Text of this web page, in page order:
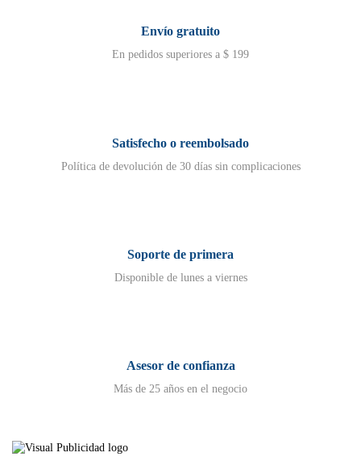
Envío gratuito
En pedidos superiores a $ 199
Satisfecho o reembolsado
Política de devolución de 30 días sin complicaciones
Soporte de primera
Disponible de lunes a viernes
Asesor de confianza
Más de 25 años en el negocio